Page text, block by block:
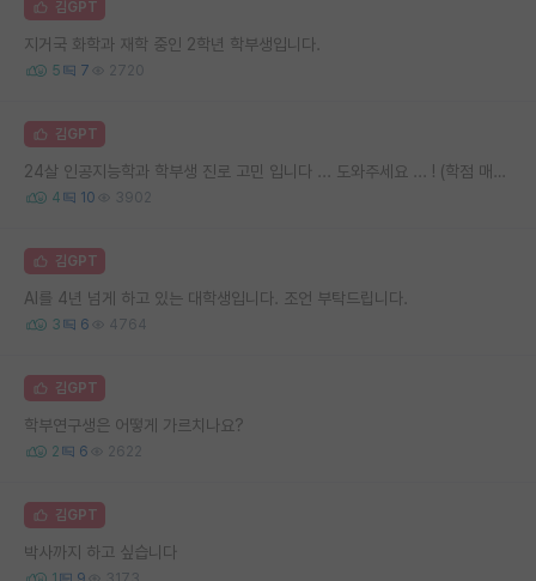
김GPT
지거국 화학과 재학 중인 2학년 학부생입니다.
5 7 2720
김GPT
24살 인공지능학과 학부생 진로 고민 입니다 ... 도와주세요 ... ! (학점 매우 안 좋음 주의 )
4 10 3902
김GPT
AI를 4년 넘게 하고 있는 대학생입니다. 조언 부탁드립니다.
3 6 4764
김GPT
학부연구생은 어떻게 가르치나요?
2 6 2622
김GPT
박사까지 하고 싶습니다